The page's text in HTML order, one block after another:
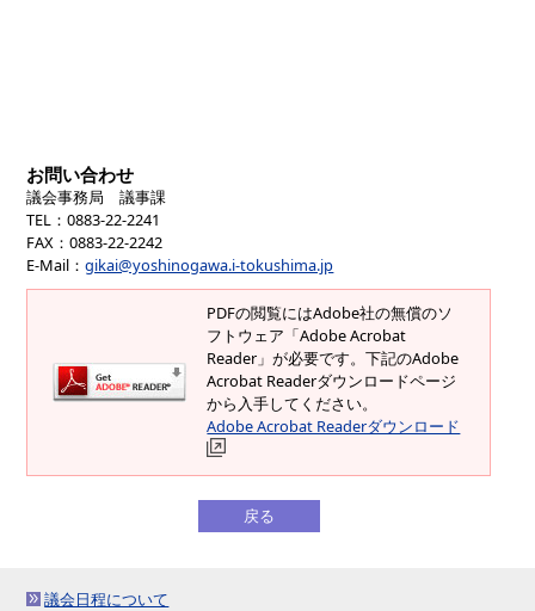
お問い合わせ
議会事務局 議事課
TEL ：0883-22-2241
FAX ：0883-22-2242
E-Mail ：gikai@yoshinogawa.i-tokushima.jp
PDFの閲覧にはAdobe社の無償のソ
フトウェア「Adobe Acrobat
Reader」が必要です。下記のAdobe
Acrobat Readerダウンロードページ
から入手してください。
Adobe Acrobat Readerダウンロード
戻る
議会日程について